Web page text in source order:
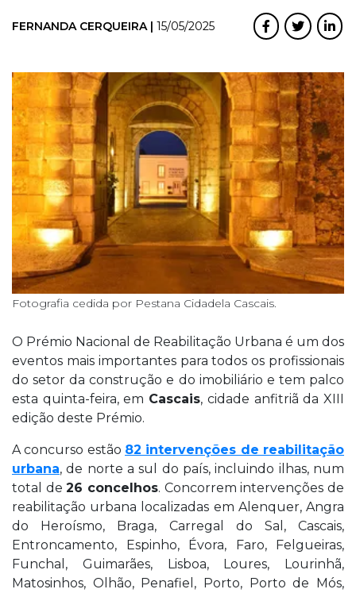
FERNANDA CERQUEIRA | 15/05/2025
Fotografia cedida por Pestana Cidadela Cascais.
O Prémio Nacional de Reabilitação Urbana é um dos
eventos mais importantes para todos os profissionais
do setor da construção e do imobiliário e tem palco
esta quinta-feira, em Cascais, cidade anfitriã da XIII
edição deste Prémio.
A concurso estão 82 intervenções de reabilitação
urbana, de norte a sul do país, incluindo ilhas, num
total de26 concelhos. Concorrem intervenções de
reabilitação urbana localizadas em Alenquer, Angra
do Heroísmo, Braga, Carregal do Sal, Cascais,
Entroncamento, Espinho, Évora, Faro, Felgueiras,
Funchal, Guimarães, Lisboa, Loures, Lourinhã,
Matosinhos, Olhão, Penafiel, Porto, Porto de Mós,